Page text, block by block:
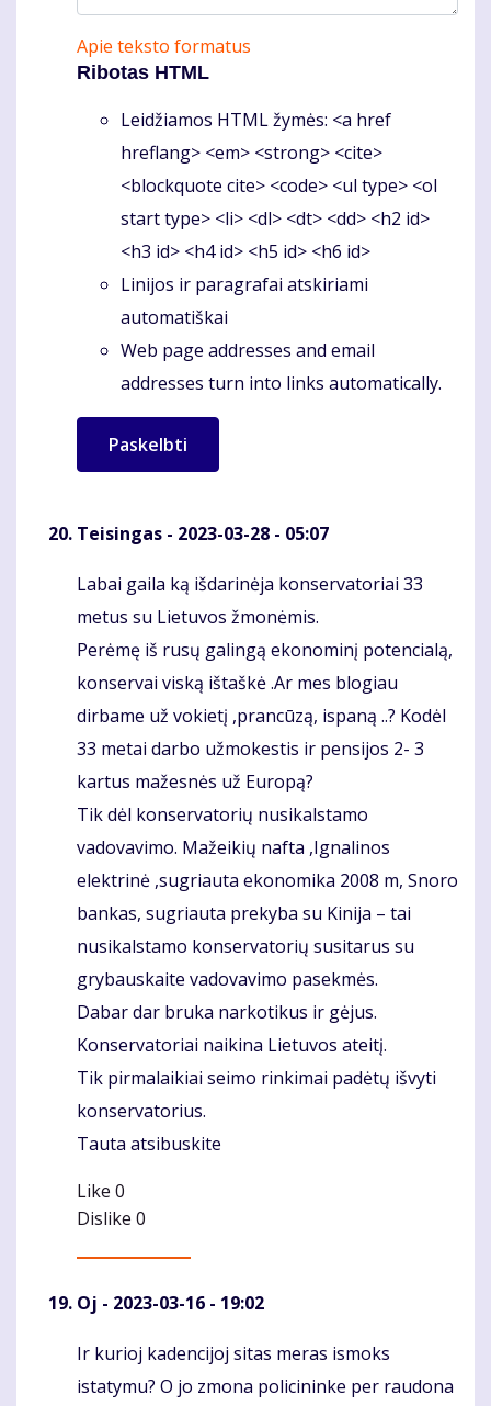
Apie teksto formatus
Ribotas HTML
Leidžiamos HTML žymės: <a href
hreflang> <em> <strong> <cite>
<blockquote cite> <code> <ul type> <ol
start type> <li> <dl> <dt> <dd> <h2 id>
<h3 id> <h4 id> <h5 id> <h6 id>
Linijos ir paragrafai atskiriami
automatiškai
Web page addresses and email
addresses turn into links automatically.
Teisingas - 2023-03-28 - 05:07
Komentaras
Labai gaila ką išdarinėja konservatoriai 33
metus su Lietuvos žmonėmis.
Perėmę iš rusų galingą ekonominį potencialą,
konservai viską ištaškė .Ar mes blogiau
dirbame už vokietį ,prancūzą, ispaną ..? Kodėl
33 metai darbo užmokestis ir pensijos 2- 3
kartus mažesnės už Europą?
Tik dėl konservatorių nusikalstamo
vadovavimo. Mažeikių nafta ,Ignalinos
elektrinė ,sugriauta ekonomika 2008 m, Snoro
bankas, sugriauta prekyba su Kinija – tai
nusikalstamo konservatorių susitarus su
grybauskaite vadovavimo pasekmės.
Dabar dar bruka narkotikus ir gėjus.
Konservatoriai naikina Lietuvos ateitį.
Tik pirmalaikiai seimo rinkimai padėtų išvyti
konservatorius.
Tauta atsibuskite
Like 0
Dislike 0
Oj - 2023-03-16 - 19:02
Komentaras
Ir kurioj kadencijoj sitas meras ismoks
istatymu? O jo zmona policininke per raudona